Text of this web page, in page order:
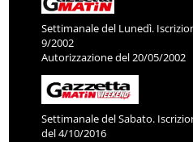
Settimanale del Lunedì.
9/2002
Autorizzazione del 20/05/2002
Settimanale del Sabato.
del 4/10/2016